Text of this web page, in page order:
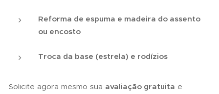
Reforma de espuma e madeira do assento
ou encosto
Troca da base (estrela) e rodízios
Solicite agora mesmo sua avaliação gratuita e